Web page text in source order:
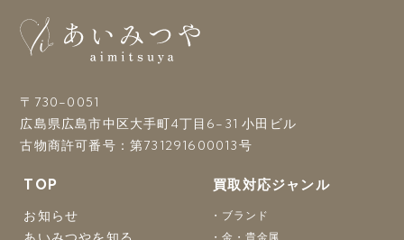
〒730-0051
広島県広島市中区大手町4丁目6-31 小田ビル
古物商許可番号：第731291600013号
TOP
お知らせ
買取対応ジャンル
ブランド
金・貴金属